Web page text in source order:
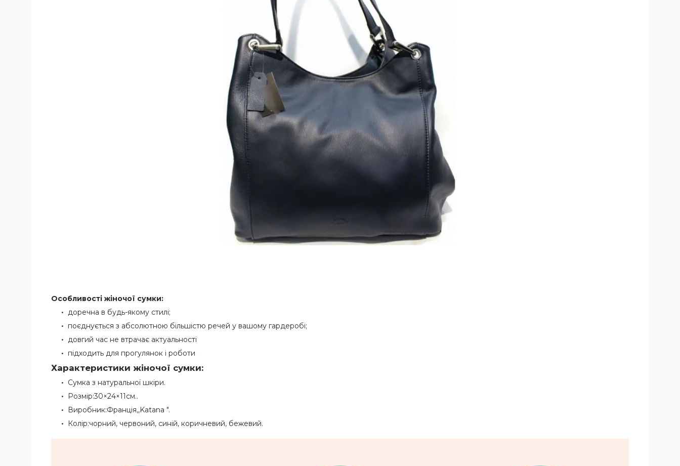
Особливості жіночої сумки:
доречна в будь-якому стилі;
поєднується з абсолютною більшістю речей у вашому гардеробі;
довгий час не втрачає актуальності
підходить для прогулянок і роботи
Характеристики жіночої сумки:
Сумка з натуральної шкіри.
Розмір:30×24×11см..
Виробник:Франція,,Katana ".
Колір:чорний, червоний, синій, коричневий, бежевий.